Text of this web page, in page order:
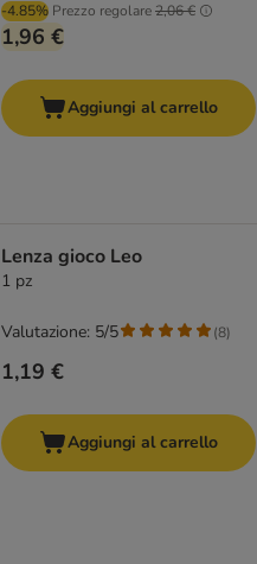
-4.85% Prezzo regolare2,06 €
1,96 €
Aggiungi al carrello
Lenza gioco Leo
1 pz
1,19 €
Valutazione: 5/5 (8)
Aggiungi al carrello